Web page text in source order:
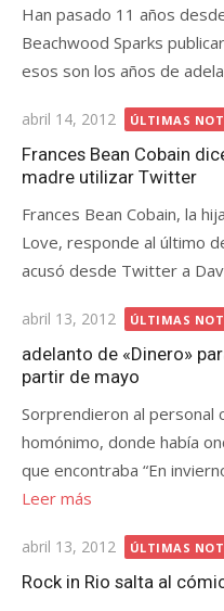
Han pasado 11 años
Beachwood Sparks
esos son los años de
Publicada
el
abril 14, 2012 ÚLTIMAS
Frances Bean Cobain
madre utilizar Twitter
Frances Bean Cobain, la
Love, responde al último
acusó desde Twitter a
Publicada
abril 13, 2012 ÚLTIMAS
adelanto de «Dinero»
partir de mayo
Sorprendieron al personal
homónimo, donde había
que encontraba “En
Leer más
Publicada
el
abril 13, 2012 ÚLTIMAS
Rock in Rio salta al